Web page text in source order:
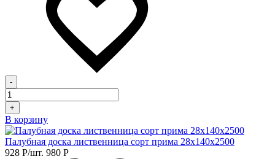
-
+
В корзину
Палубная доска лиственница сорт прима 28х140х2500
928 Р/шт. 980 Р